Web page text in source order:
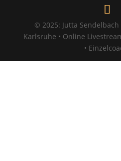
© 2025: Jutta Sendelbach
Karlsruhe • Online
•